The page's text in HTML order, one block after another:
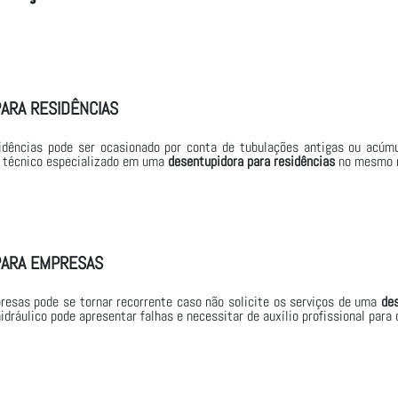
RESIDÊNCIAS
pode ser ocasionado por conta de tubulações antigas ou
especializado em umadesentupidora para residências no
EMPRESAS
pode se tornar recorrente caso não solicite os serviços de uma
pode apresentar falhas e necessitar de auxílio profissional para